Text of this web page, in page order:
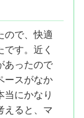
ので、快適
す。近く
あったので
ースがなか
当にかなり
えると、マ